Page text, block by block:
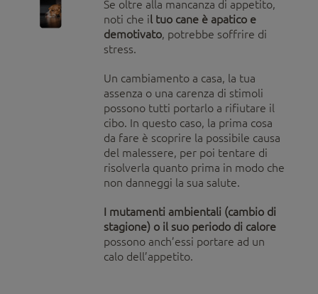
Se oltre alla mancanza di appetito,
noti che i l tuo cane è apatico e
demotivato, potrebbe soffrire di
stress.
Un cambiamento a casa, la tua
assenza o una carenza di stimoli
possono tutti portarlo a rifiutare il
cibo. In questo caso, la prima cosa
da fare è scoprire la possibile causa
del malessere, per poi tentare di
risolverla quanto prima in modo che
non danneggi la sua salute.
I mutamenti ambientali (cambio di
stagione) o il suo periodo di calore
possono anch’essi portare ad un
calo dell’appetito.